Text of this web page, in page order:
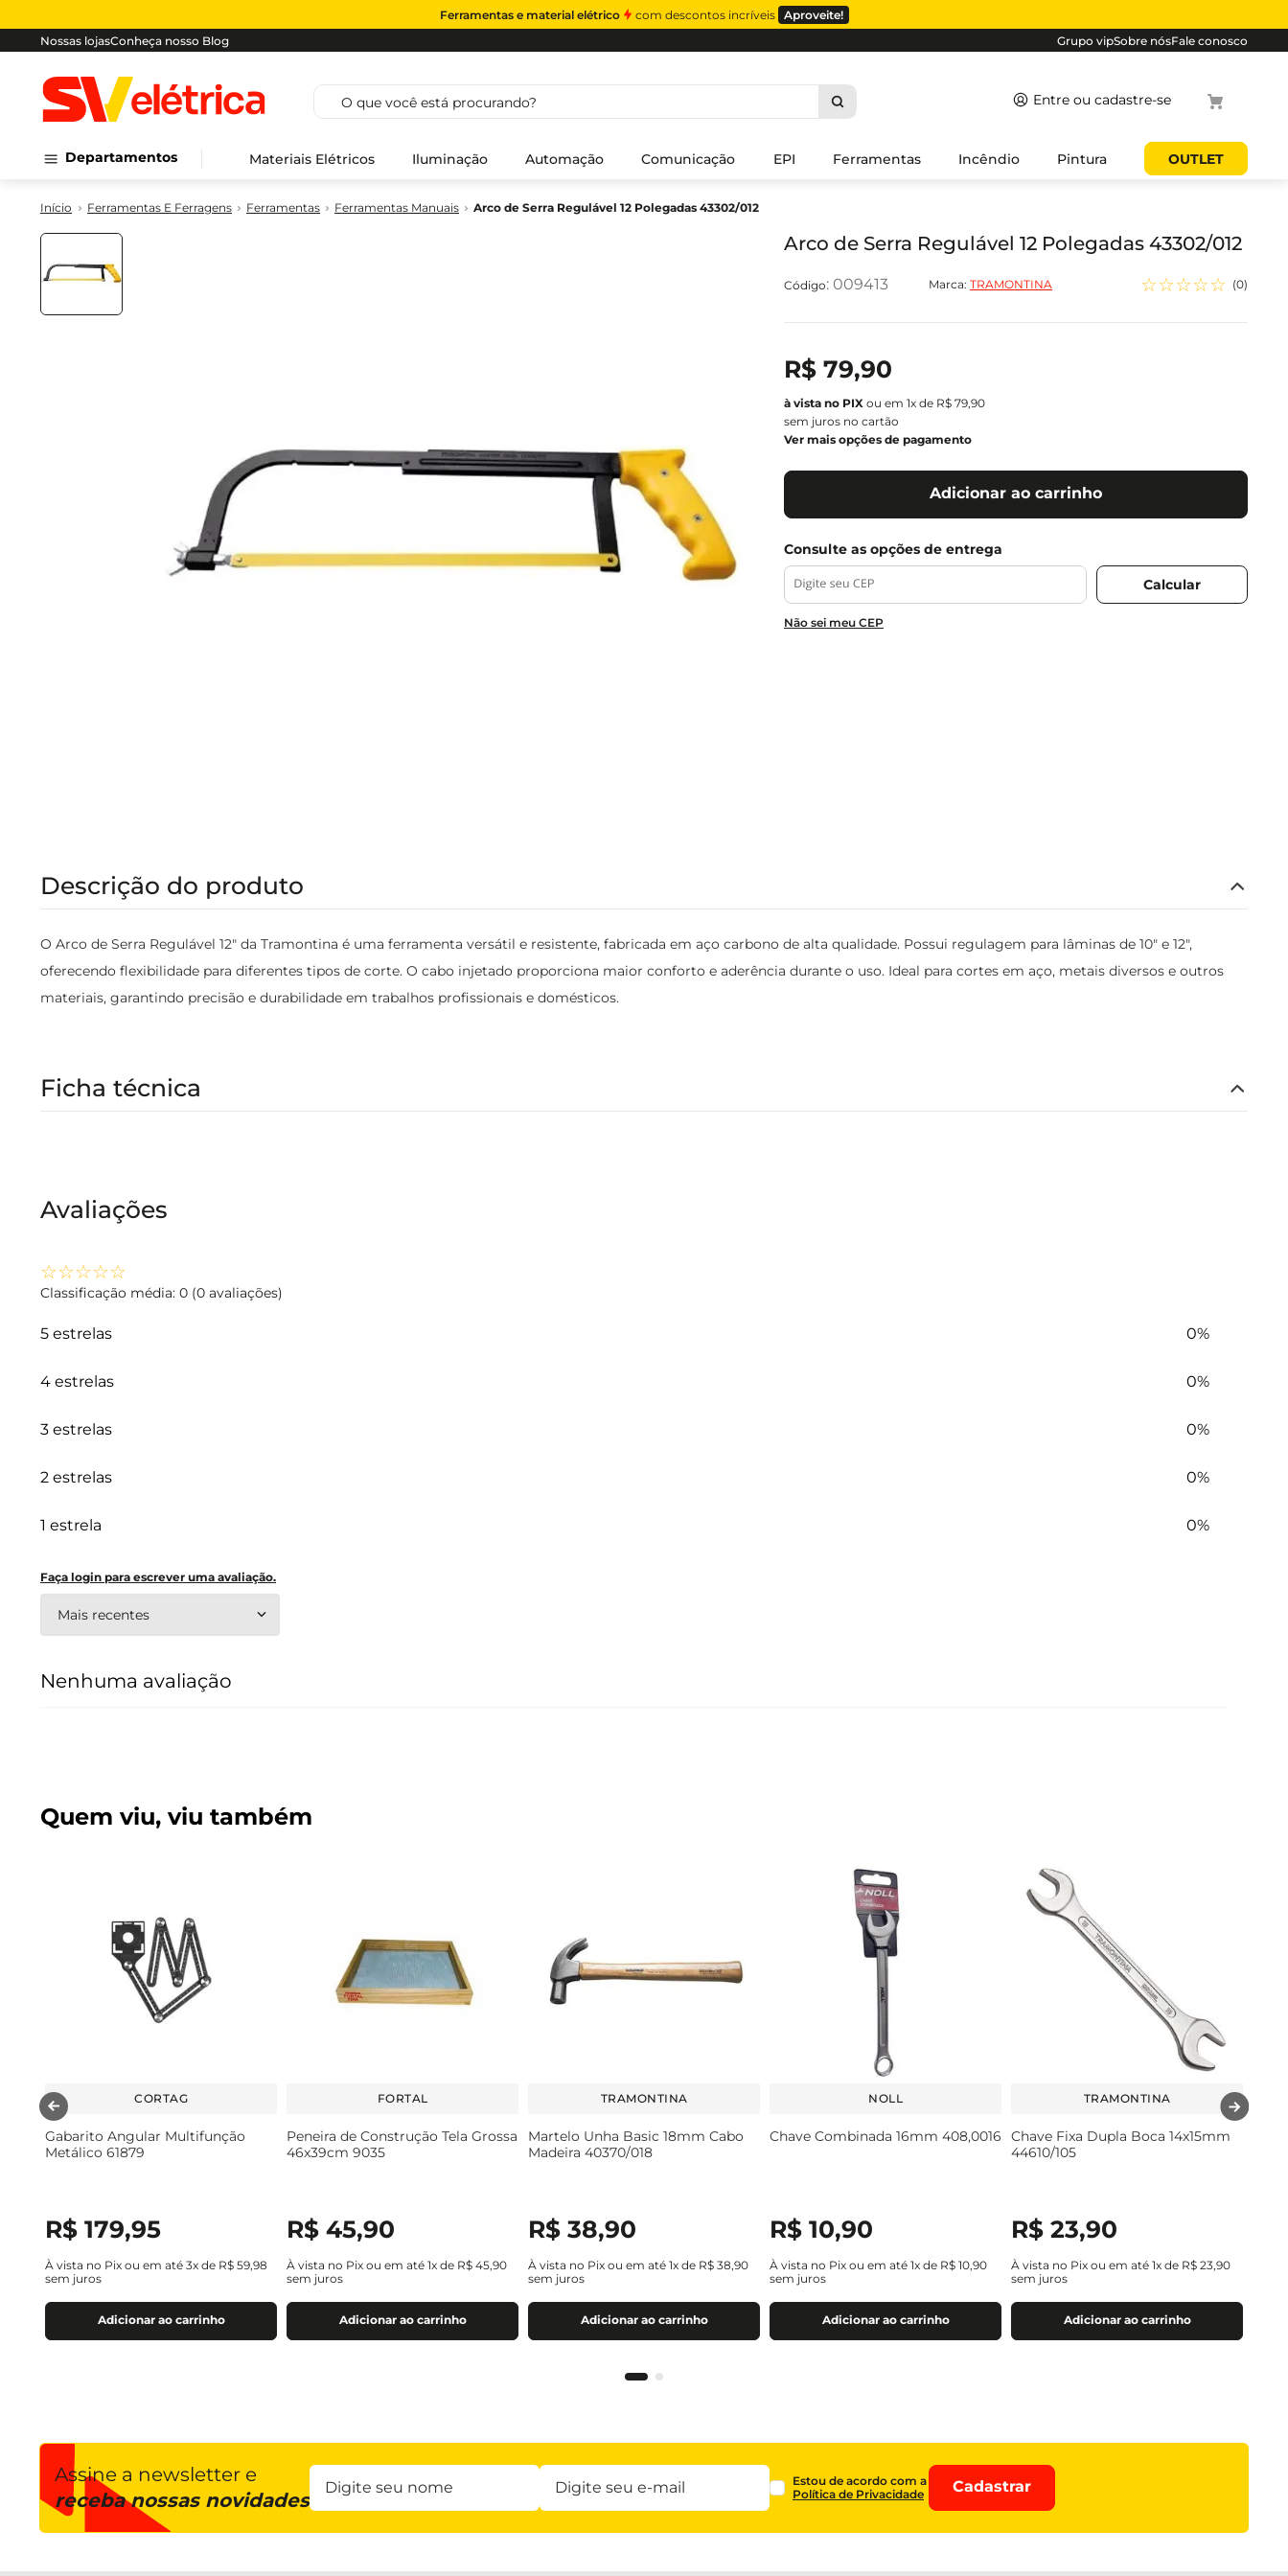
Ferramentas e material elétrico com descontos incríveis Aproveite!
Nossas lojasConheça nosso Blog Grupo vipSobre nósFale conosco
O que você está procurando?
Departamentos Materiais Elétricos Iluminação Automação Comunicação EPI Ferramentas Incêndio Pintura OUTLET
Ferramentas E Ferragens Ferramentas Ferramentas Manuais Arco de Serra Regulável 12 Polegadas 43302/012
Arco de Serra Regulável 12 Polegadas 43302/012
: 009413 Marca: TRAMONTINA ☆☆☆☆☆ (0)
R$ 79,90
ou em 1x de R$ 79,90
sem juros no cartão
Ver mais opções de pagamento
Adicionar ao carrinho
Não sei meu CEP
Descrição do produto
O Arco de Serra Regulável 12" da Tramontina é uma ferramenta versátil e resistente, fabricada em aço carbono de alta qualidade. Possui regulagem para lâminas de 10" e 12",
oferecendo flexibilidade para diferentes tipos de corte. O cabo injetado proporciona maior conforto e aderência durante o uso. Ideal para cortes em aço, metais diversos e outros
materiais, garantindo precisão e durabilidade em trabalhos profissionais e domésticos.
Ficha técnica
Avaliações
☆☆☆☆☆
Classificação média: 0 (0 avaliações)
5 estrelas 0%
4 estrelas 0%
3 estrelas 0%
2 estrelas 0%
1 estrela 0%
Faça login para escrever uma avaliação.
Mais recentes
Nenhuma avaliação
Quem viu, viu também
CORTAG
Gabarito Angular Multifunção
Metálico 61879
R$ 179,95
À vista no Pix ou em até 3x de R$ 59,98
sem juros
Adicionar ao carrinho
FORTAL
Peneira de Construção Tela Grossa
46x39cm 9035
R$ 45,90
À vista no Pix ou em até 1x de R$ 45,90
sem juros
Adicionar ao carrinho
TRAMONTINA
Martelo Unha Basic 18mm Cabo
Madeira 40370/018
R$ 38,90
À vista no Pix ou em até 1x de R$ 38,90
sem juros
Adicionar ao carrinho
NOLL
Chave Combinada 16mm 408,0016
R$ 10,90
À vista no Pix ou em até 1x de R$ 10,90
sem juros
Adicionar ao carrinho
TRAMONTINA
Chave Fixa Dupla Boca 14x15mm
44610/105
R$ 23,90
À vista no Pix ou em até 1x de R$ 23,90
sem juros
Adicionar ao carrinho
Assine a newsletter e
receba nossas novidades
Estou de acordo com a
Política de Privacidade
Cadastrar
2º luminaria
5º eletroduto